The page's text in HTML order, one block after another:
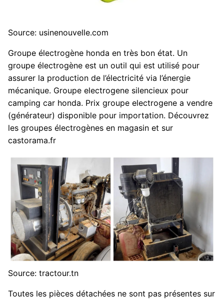
Source: usinenouvelle.com
Groupe électrogène honda en très bon état. Un
groupe électrogène est un outil qui est utilisé pour
assurer la production de l’électricité via l’énergie
mécanique. Groupe electrogene silencieux pour
camping car honda. Prix groupe electrogene a vendre
(générateur) disponible pour importation. Découvrez
les groupes électrogènes en magasin et sur
castorama.fr
Source: tractour.tn
Toutes les pièces détachées ne sont pas présentes sur